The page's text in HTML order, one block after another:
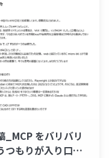
_MCP をバリバリ
つもりが入り口で